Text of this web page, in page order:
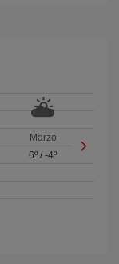
Marzo
6º /-4º